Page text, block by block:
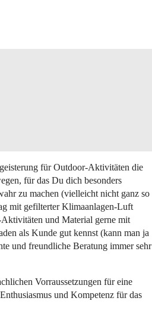
für Outdoor-Aktivitäten die
für das Du dich besonders
zu machen (vielleicht nicht ganz so
mit gefilterter Klimaanlagen-Luft
und Material gerne mit
als Kunde gut kennst (kann man ja
und freundliche Beratung immer sehr
Vorraussetzungen für eine
und Kompetenz für das